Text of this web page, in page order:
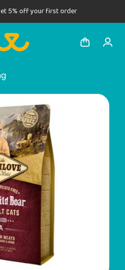
5% off your first order